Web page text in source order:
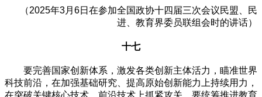
（2025年3月6日在参加全国政协十四届三次会议民盟、民
进、教育界委员联组会时的讲话）
十七
要完善国家创新体系，激发各类创新主体活力，瞄准世界
科技前沿，在加强基础研究、提高原始创新能力上持续用力，
在突破关键核心技术、前沿技术上抓紧攻关。要统筹推进教育